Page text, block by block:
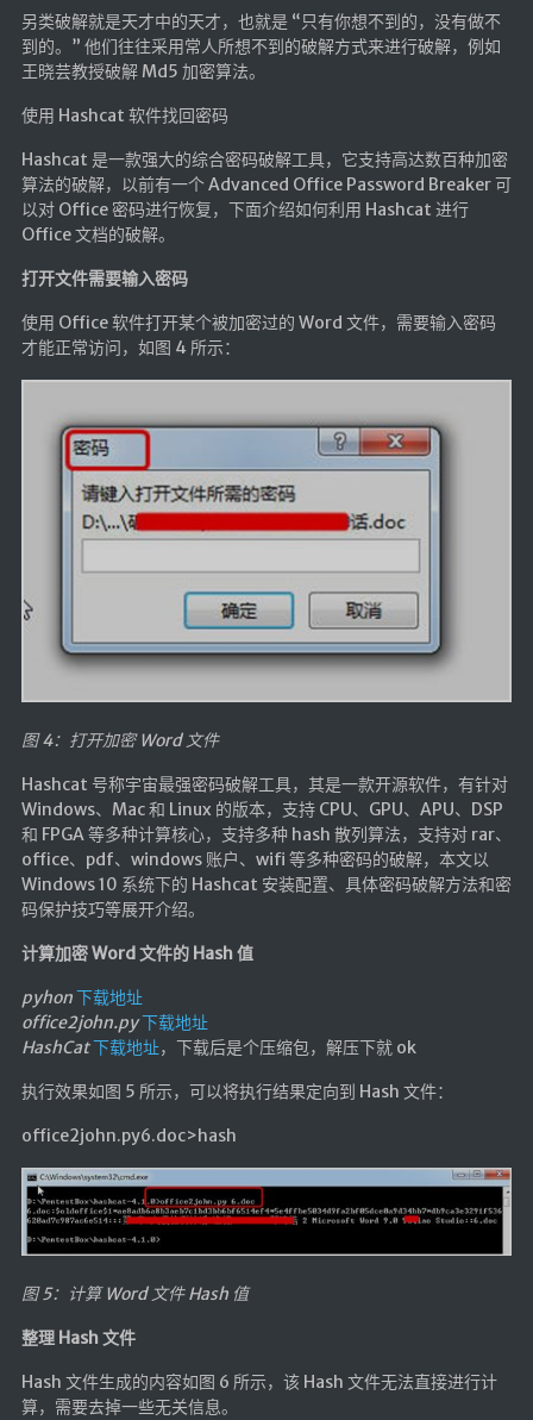
另类破解就是天才中的天才，也就是 “只有你想不到的，没有做不
到的。” 他们往往采用常人所想不到的破解方式来进行破解，例如
王晓芸教授破解 Md5 加密算法。
使用 Hashcat 软件找回密码
Hashcat 是一款强大的综合密码破解工具，它支持高达数百种加密
算法的破解，以前有一个 Advanced Office Password Breaker 可
以对 Office 密码进行恢复，下面介绍如何利用 Hashcat 进行
Office 文档的破解。
打开文件需要输入密码
使用 Office 软件打开某个被加密过的 Word 文件，需要输入密码
才能正常访问，如图 4 所示：
图 4：打开加密 Word 文件
Hashcat 号称宇宙最强密码破解工具，其是一款开源软件，有针对
Windows、Mac 和 Linux 的版本，支持 CPU、GPU、APU、DSP
和 FPGA 等多种计算核心，支持多种 hash 散列算法，支持对 rar、
office、pdf、windows 账户、wifi 等多种密码的破解，本文以
Windows 10 系统下的 Hashcat 安装配置、具体密码破解方法和密
码保护技巧等展开介绍。
计算加密 Word 文件的 Hash 值
pyhon下载地址
office2john.py下载地址
HashCat下载地址，下载后是个压缩包，解压下就 ok
执行效果如图 5 所示，可以将执行结果定向到 Hash 文件：
office2john.py6.doc>hash
图 5：计算 Word 文件 Hash 值
整理 Hash 文件
Hash 文件生成的内容如图 6 所示，该 Hash 文件无法直接进行计
算，需要去掉一些无关信息。
红白机
红白机资源
dos游戏
在线狼人杀
飞船对接模拟
特效地址
引导页
背景动画
树境
过山车
夜景
动画线分形
背景连线动画
蜂巢背景特效
电流变形效果
夜色折现效果
🚩合集
技术
文章
⌛时光轴
隐私政策
仓库
音乐解析 半成品
低价开会员